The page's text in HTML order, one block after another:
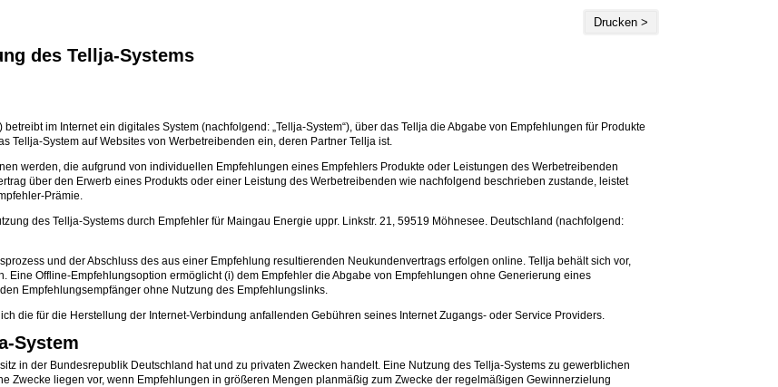
Drucken >
des Tellja-Systems
im Internet ein digitales System (nachfolgend: „Tellja-System“), über das Tellja die Abgabe von Empfehlungen für Produkte
System auf Websites von Werbetreibenden ein, deren Partner Tellja ist.
werden, die aufgrund von individuellen Empfehlungen eines Empfehlers Produkte oder Leistungen des Werbetreibenden
über den Erwerb eines Produkts oder einer Leistung des Werbetreibenden wie nachfolgend beschrieben zustande, leistet
Prämie.
des Tellja-Systems durch Empfehler für Maingau Energie uppr. Linkstr. 21, 59519 Möhnesee. Deutschland (nachfolgend:
und der Abschluss des aus einer Empfehlung resultierenden Neukundenvertrags erfolgen online. Tellja behält sich vor,
Offline-Empfehlungsoption ermöglicht (i) dem Empfehler die Abgabe von Empfehlungen ohne Generierung eines
Empfehlungsempfänger ohne Nutzung des Empfehlungslinks.
die für die Herstellung der Internet-Verbindung anfallenden Gebühren seines Internet Zugangs- oder Service Providers.
System
in der Bundesrepublik Deutschland hat und zu privaten Zwecken handelt. Eine Nutzung des Tellja-Systems zu gewerblichen
Zwecke liegen vor, wenn Empfehlungen in größeren Mengen planmäßig zum Zwecke der regelmäßigen Gewinnerzielung